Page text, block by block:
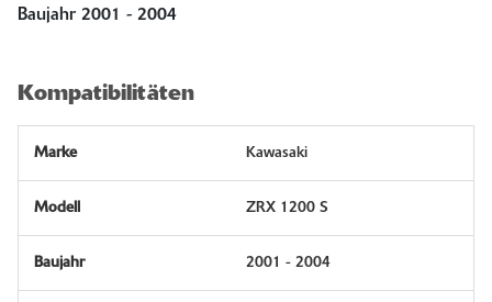
Baujahr 2001 - 2004
Kompatibilitäten
Kawasaki
ZRX 1200 S
2001 - 2004